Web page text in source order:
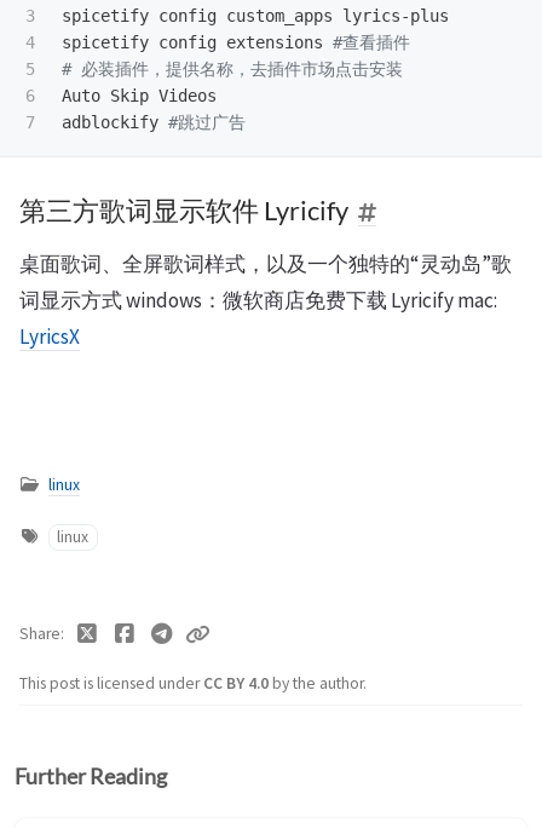
3
4
5
6
spicetify config custom_apps lyrics-plus
spicetify config extensions #查看插件
# 必装插件，提供名称，去插件市场点击安装
Auto Skip Videos
adblockify #跳过广告
第三方歌词显示软件 Lyricify
桌面歌词、全屏歌词样式，以及一个独特的“灵动岛”歌
词显示方式 windows：微软商店免费下载 Lyricify mac:
LyricsX
linux
linux
This post is licensed underCC BY 4.0by the author.
Share
Further Reading